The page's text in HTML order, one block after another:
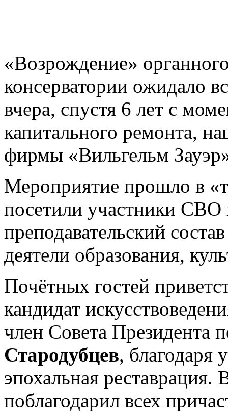
«Возрождение»
консерватории ожидало
вчера, спустя 6 лет с
капитального ремонта,
фирмы «Вильгельм
Мероприятие прошло в
посетили участники СВО
преподавательский
деятели образования,
Почётных гостей
кандидат
член Совета Президента
Стародубцев, благодаря
эпохальная реставрация.
поблагодарил всех